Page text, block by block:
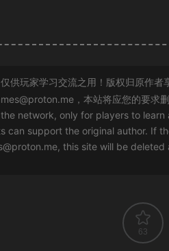
供玩家学习交流之用！版权归原作
，本站将应您的要求
network, only for players to
can support the original author. If
, this site will be deleted
63